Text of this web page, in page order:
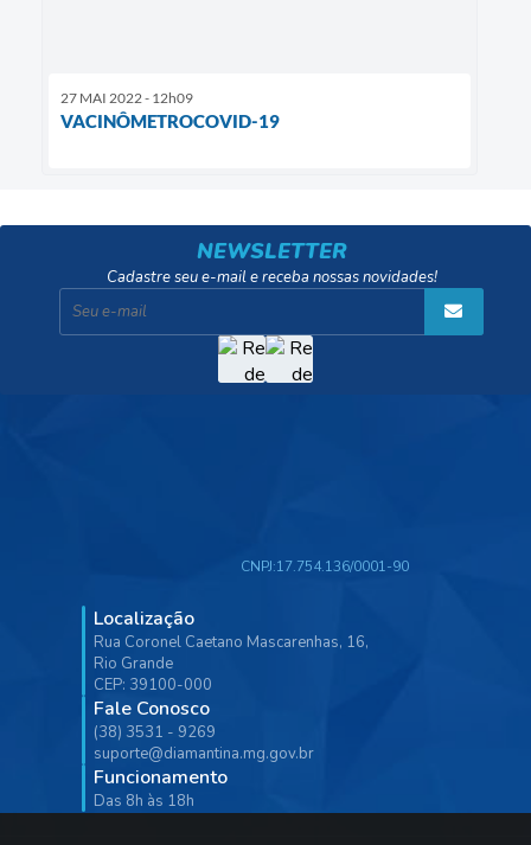
27 MAI 2022 - 12h09
VACINÔMETROCOVID-19
NEWSLETTER
Cadastre seu e-mail e receba nossas novidades!
Localização
Rua Coronel Caetano Mascarenhas, 16,
Rio Grande
CEP: 39100-000
Fale Conosco
(38) 3531 - 9269
suporte@diamantina.mg.gov.br
Funcionamento
Das 8h às 18h
CNPJ:17.754.136/0001-90